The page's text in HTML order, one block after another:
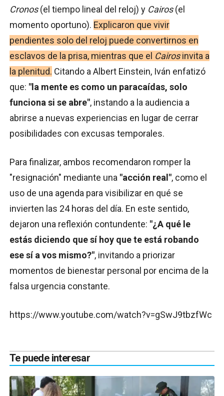
Cronos(el tiempo lineal del reloj) y Cairos(el
momento oportuno). Explicaron que vivir
pendientes solo del reloj puede convertirnos en
esclavos de la prisa, mientras que el Cairosinvita a
la plenitud. Citando a Albert Einstein, Iván enfatizó
que: "la mente es como un paracaídas, solo
funciona si se abre", instando a la audiencia a
abrirse a nuevas experiencias en lugar de cerrar
posibilidades con excusas temporales.
Para finalizar, ambos recomendaron romper la
"resignación" mediante una "acción real", como el
uso de una agenda para visibilizar en qué se
invierten las 24 horas del día. En este sentido,
dejaron una reflexión contundente: "¿A qué le
estás diciendo que sí hoy que te está robando
ese sí a vos mismo?", invitando a priorizar
momentos de bienestar personal por encima de la
falsa urgencia constante.
https://www.youtube.com/watch?v=gSwJ9tbzfWc
Te puede interesar